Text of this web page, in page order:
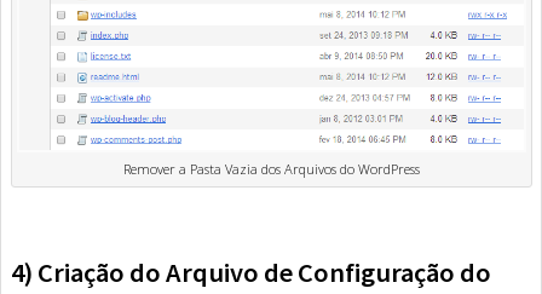
Remover a Pasta Vazia dos Arquivos do WordPress
4) Criação do Arquivo de Configuração do